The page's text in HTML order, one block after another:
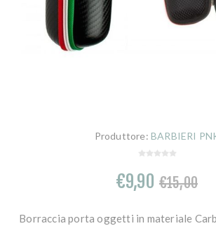
Produttore: BARBIERI
€9,90 €15,00
Borraccia porta oggetti in materiale